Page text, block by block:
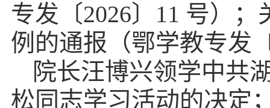
专发〔2026〕11 号）
例的通报（鄂学教专发
院长汪博兴领学中共
松同志学习活动的决定